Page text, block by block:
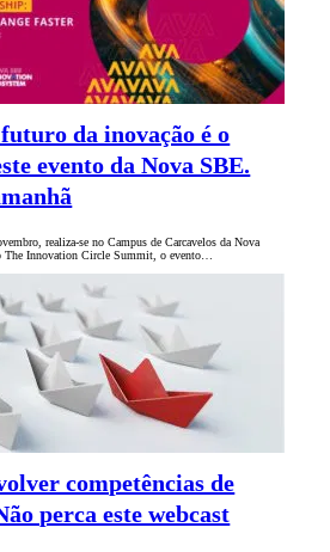
da inovação é o
evento da Nova SBE.
realiza-se no Campus de Carcavelos da Nova
The Innovation Circle Summit, o evento…
competências de
perca este webcast